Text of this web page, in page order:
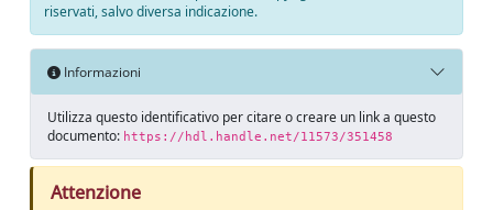
riservati, salvo diversa indicazione.
Informazioni
Utilizza questo identificativo per citare o creare un link a questo
documento: https://hdl.handle.net/11573/351458
Attenzione